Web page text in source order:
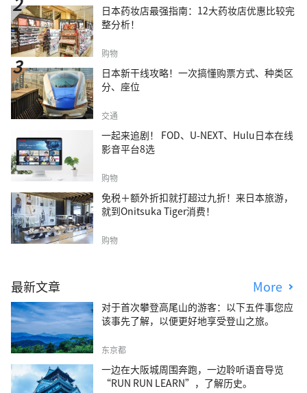
日本药妆店最强指南：12大药妆店优惠比较完
整分析！
购物
日本新干线攻略！一次搞懂购票方式、种类区
分、座位
交通
一起来追剧！ FOD、U-NEXT、Hulu日本在线
影音平台8选
购物
免税＋额外折扣就打超过九折！来日本旅游，
就到Onitsuka Tiger消费！
购物
最新文章 More
对于首次攀登高尾山的游客：以下五件事您应
该事先了解，以便更好地享受登山之旅。
东京都
一边在大阪城周围奔跑，一边聆听语音导览
“RUN RUN LEARN”，了解历史。